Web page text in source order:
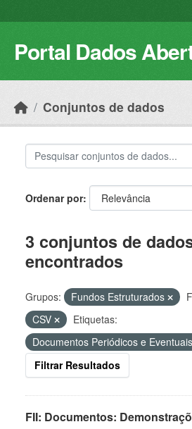
Portal Dados
Conjuntos de dados
Ordenar por
3 conjuntos de
encontrados
Grupos: Fundos Estruturados
CSV
Etiquetas:
Documentos Periódicos e
Filtrar Resultados
FII: Documentos: